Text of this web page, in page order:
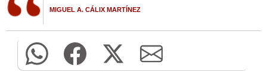
MIGUEL A. CÁLIX MARTÍNEZ